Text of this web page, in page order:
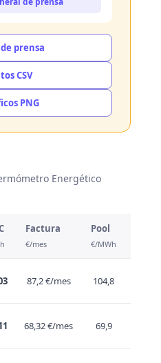
prensa
CSV
PNG
Energético
Factura
€/mes
Pool
€/MWh
87,2 €/mes 104,8
68,32 €/mes 69,9